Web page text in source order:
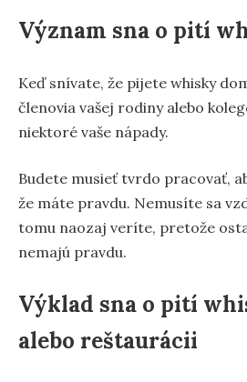
Význam sna o pití
Keď snívate, že pijete whisky
členovia vašej rodiny alebo
niektoré vaše nápady.
Budete musieť tvrdo pracovať,
že máte pravdu. Nemusíte sa
tomu naozaj veríte, pretože
nemajú pravdu.
Výklad sna o pití
alebo reštaurácii